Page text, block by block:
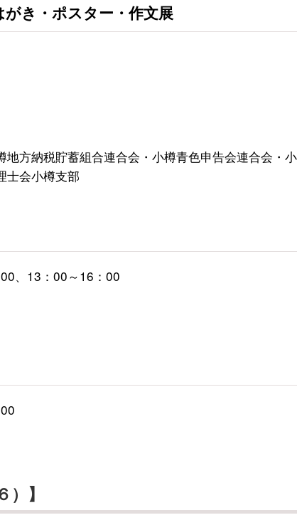
き・ポスター・作文展
方納税貯蓄組合連合会・小樽青色申告会連合会・小
士会小樽支部
、13：00～16：00
】